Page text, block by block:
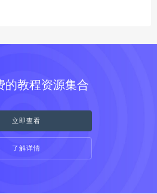
的教程资源集合
立即查看
了解详情